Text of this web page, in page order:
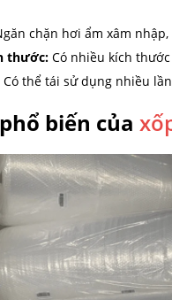
chặn hơi ẩm xâm
thước: Có nhiều kích
Có thể tái sử dụng nhiều
biến của